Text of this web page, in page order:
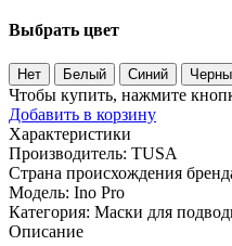
Выбрать цвет
Нет Белый Синий
Чтобы купить, нажмите
Добавить в корзину
Характеристики
Производитель: TUSA
Страна происхождения
Модель: Ino Pro
Категория: Маски для
Описание